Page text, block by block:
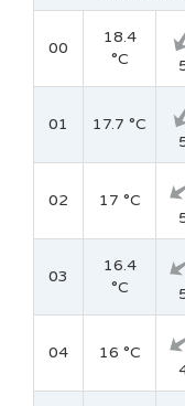
00
18.4
°C
01
17.7 °C
02
17 °C
03
16.4
°C
04
16 °C